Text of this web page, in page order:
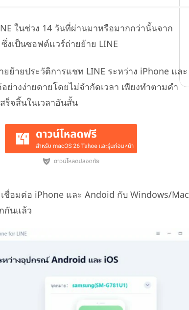
ในช่วง 14 วันที่ผ่านมาหรือมากกว่านั้นจาก
งเป็นซอฟต์แวร์ถ่ายย้าย LINE
ย้ายประวัติการแชท LINE ระหว่าง iPhone และ
างง่ายดายโดยไม่จำกัดเวลา เพียงทำตามคำ
ร็จสิ้นในเวลาอันสั้น
ชื่อมต่อ iPhone และ Andoid กับ Windows/Mac
กันแล้ว